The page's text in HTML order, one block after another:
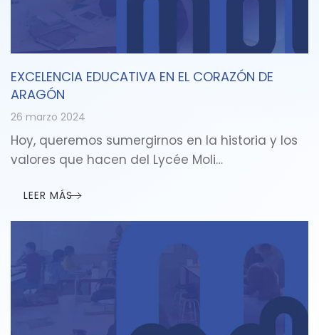
EXCELENCIA EDUCATIVA EN EL CORAZÓN DE
ARAGÓN
26 marzo 2024
Hoy, queremos sumergirnos en la historia y los
valores que hacen del Lycée Moli…
LEER MÁS